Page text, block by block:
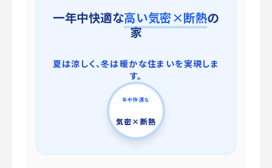
一年中快適な高い気密×断熱の
家
夏は涼しく、冬は暖かな住まいを実現しま
す。
年中快適な
気密×断熱